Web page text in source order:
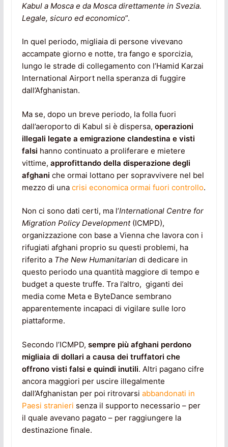
Kabul a Mosca e da Mosca direttamente in Svezia.
Legale, sicuro ed economico”.
In quel periodo, migliaia di persone vivevano
accampate giorno e notte, tra fango e sporcizia,
lungo le strade di collegamento con l’Hamid Karzai
International Airport nella speranza di fuggire
dall’Afghanistan.
Ma se, dopo un breve periodo, la folla fuori
dall’aeroporto di Kabul si è dispersa, operazioni
illegali legate a emigrazione clandestina e visti
falsi hanno continuato a proliferare e mietere
vittime, approfittando della disperazione degli
afghani che ormai lottano per sopravvivere nel bel
mezzo di una crisi economica ormai fuori controllo.
Non ci sono dati certi, ma l’International Centre for
Migration Policy Development(ICMPD),
organizzazione con base a Vienna che lavora con i
rifugiati afghani proprio su questi problemi, ha
riferito a The New Humanitarian di dedicare in
questo periodo una quantità maggiore di tempo e
budget a queste truffe. Tra l’altro, giganti dei
media come Meta e ByteDance sembrano
apparentemente incapaci di vigilare sulle loro
piattaforme.
Secondo l’ICMPD, sempre più afghani perdono
migliaia di dollari a causa dei truffatori che
offrono visti falsi e quindi inutili. Altri pagano cifre
ancora maggiori per uscire illegalmente
dall’Afghanistan per poi ritrovarsi abbandonati in
Paesi stranieri senza il supporto necessario – per
il quale avevano pagato – per raggiungere la
destinazione finale.